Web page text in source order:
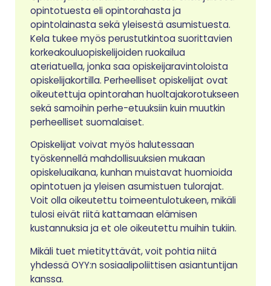
opintotuesta eli opintorahasta ja
opintolainasta sekä yleisestä asumistuesta.
Kela tukee myös perustutkintoa suorittavien
korkeakouluopiskelijoiden ruokailua
ateriatuella, jonka saa opiskeijaravintoloista
opiskelijakortilla. Perheelliset opiskelijat ovat
oikeutettuja opintorahan huoltajakorotukseen
sekä samoihin perhe-etuuksiin kuin muutkin
perheelliset suomalaiset.
Opiskelijat voivat myös halutessaan
työskennellä mahdollisuuksien mukaan
opiskeluaikana, kunhan muistavat huomioida
opintotuen ja yleisen asumistuen tulorajat.
Voit olla oikeutettu toimeentulotukeen, mikäli
tulosi eivät riitä kattamaan elämisen
kustannuksia ja et ole oikeutettu muihin tukiin.
Mikäli tuet mietityttävät, voit pohtia niitä
yhdessä OYY:n sosiaalipoliittisen asiantuntijan
kanssa.